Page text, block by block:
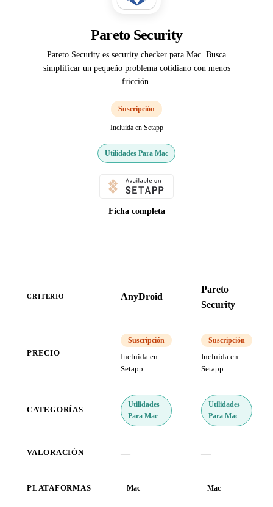
Pareto Security
Pareto Security es security checker para Mac. Busca
simplificar un pequeño problema cotidiano con menos
fricción.
Suscripción
Incluida en Setapp
Utilidades Para Mac
Ficha completa
CRITERIO AnyDroid
Pareto
Security
PRECIO
Suscripción
Incluida en
Setapp
Suscripción
Incluida en
Setapp
CATEGORÍAS
Utilidades
Para Mac
Utilidades
Para Mac
VALORACIÓN — —
PLATAFORMAS Mac Mac